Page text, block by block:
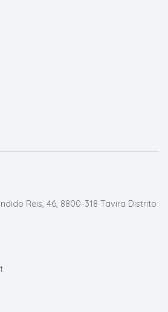
Reis, 46, 8800-318 Tavira Distrito